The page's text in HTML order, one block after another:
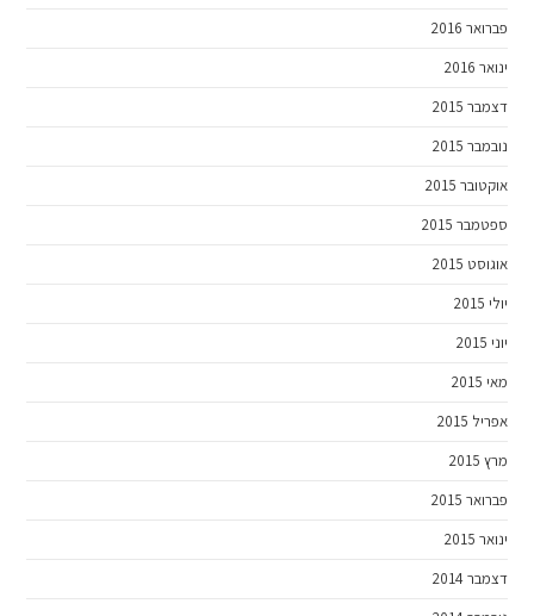
פברואר 2016
ינואר 2016
דצמבר 2015
נובמבר 2015
אוקטובר 2015
ספטמבר 2015
אוגוסט 2015
יולי 2015
יוני 2015
מאי 2015
אפריל 2015
מרץ 2015
פברואר 2015
ינואר 2015
דצמבר 2014